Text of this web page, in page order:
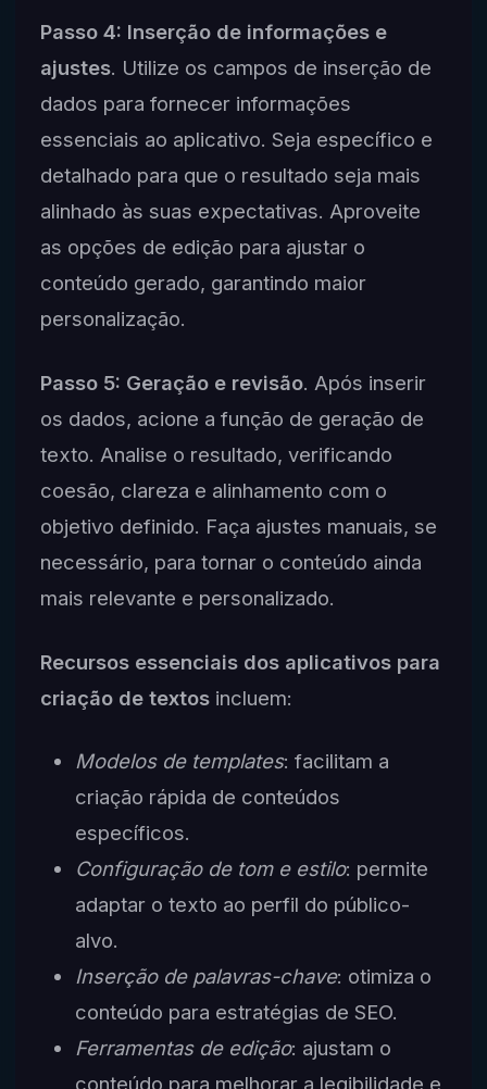
Passo 4: Inserção de informações e
ajustes. Utilize os campos de inserção de
dados para fornecer informações
essenciais ao aplicativo. Seja específico e
detalhado para que o resultado seja mais
alinhado às suas expectativas. Aproveite
as opções de edição para ajustar o
conteúdo gerado, garantindo maior
personalização.
Passo 5: Geração e revisão. Após inserir
os dados, acione a função de geração de
texto. Analise o resultado, verificando
coesão, clareza e alinhamento com o
objetivo definido. Faça ajustes manuais, se
necessário, para tornar o conteúdo ainda
mais relevante e personalizado.
Recursos essenciais dos aplicativos para
criação de textosincluem:
Modelos de templates: facilitam a
criação rápida de conteúdos
específicos.
Configuração de tom e estilo: permite
adaptar o texto ao perfil do público-
alvo.
Inserção de palavras-chave: otimiza o
conteúdo para estratégias de SEO.
Ferramentas de edição: ajustam o
conteúdo para melhorar a legibilidade e